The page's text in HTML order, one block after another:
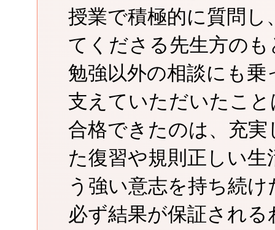
授業で積極的に質問
てくださる先生方の
勉強以外の相談にも
支えていただいたこ
合格できたのは、充
た復習や規則正しい
う強い意志を持ち続
必ず結果が保証され